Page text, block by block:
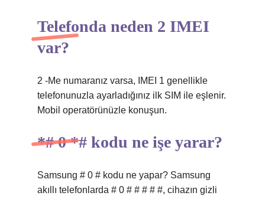
Telefonda neden 2 IMEI
var?
2 -Me numaranız varsa, IMEI 1 genellikle
telefonunuzla ayarladığınız ilk SIM ile eşlenir.
Mobil operatörünüzle konuşun.
*# 0 *# kodu ne işe yarar?
Samsung # 0 # kodu ne yapar? Samsung
akıllı telefonlarda # 0 # # # # #, cihazın gizli